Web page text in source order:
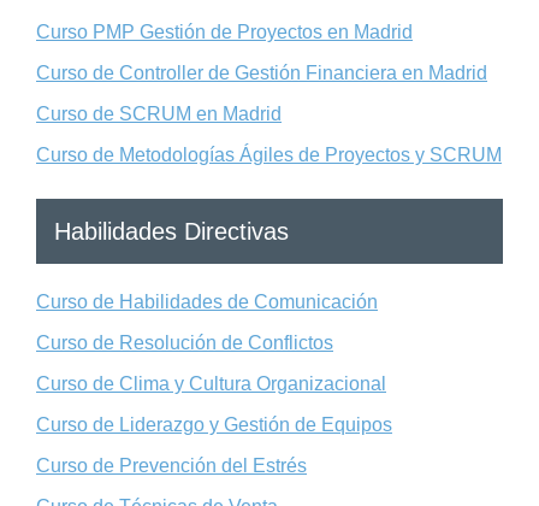
Curso PMP Gestión de Proyectos en Madrid
Curso de Controller de Gestión Financiera en Madrid
Curso de SCRUM en Madrid
Curso de Metodologías Ágiles de Proyectos y SCRUM
Habilidades Directivas
Curso de Habilidades de Comunicación
Curso de Resolución de Conflictos
Curso de Clima y Cultura Organizacional
Curso de Liderazgo y Gestión de Equipos
Curso de Prevención del Estrés